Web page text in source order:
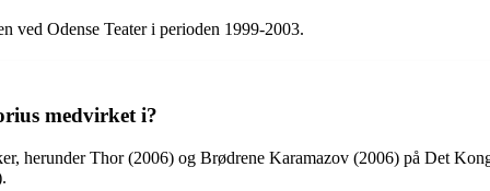
ved Odense Teater i perioden 1999-2003.
medvirket i?
herunder Thor (2006) og Brødrene Karamazov (2006) på Det